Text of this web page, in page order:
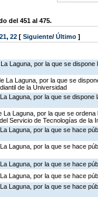
del 451 al 475.
21, 22 [ Siguiente/ Último ]
Laguna, por la que se
La Laguna, por la que se
de la Universidad
Laguna, por la que se
La Laguna, por la que se
Servicio de Tecnologías de la
Laguna, por la que se hace
Laguna, por la que se hace
Laguna, por la que se hace
Laguna, por la que se hace
Laguna, por la que se hace